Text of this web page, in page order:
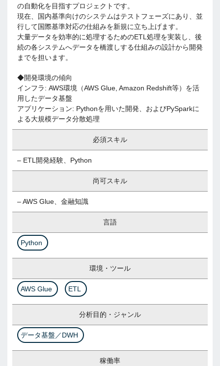
の自動化を目指すプロジェクトです。
現在、国内基準向けのシステムはテストフェーズにあり、並
行して国際基準対応の仕組みを新規に立ち上げます。
大量データを効率的に処理するためのETL処理を実装し、後
続の各システムへデータを橋渡しする仕組みの設計から開発
までを担います。
◆開発環境の傾向
インフラ: AWS環境（AWS Glue, Amazon Redshift等）を活
用したデータ基盤
アプリケーション: Pythonを用いた開発、およびPySparkに
よる大規模データ分散処理
必須スキル
– ETL開発経験、Python
尚可スキル
– AWS Glue、金融知識
言語
Python
環境・ツール
AWS Glue ETL
分析目的・ジャンル
データ基盤／DWH
稼働率